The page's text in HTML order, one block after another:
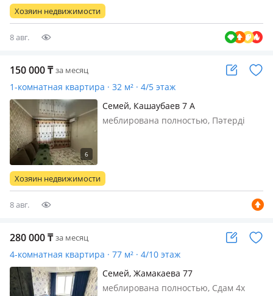
океане, рядом рынки, магазины,
школа, садики, напротив 5
Хозяин недвижимости
8 авг.
150 000₸ за месяц
1-комнатная квартира · 32 м² · 4/5 этаж
Семей, Кашаубаев 7 А
меблирована полностью, Пәтерді
Пәтерде жайлы тұруға барлық
жағдай жасалған. Үйдің жанында
Хозяин недвижимости
8 авг.
280 000₸ за месяц
4-комнатная квартира · 77 м² · 4/10 этаж
Семей, Жамакаева 77
меблирована полностью, Сдам 4х